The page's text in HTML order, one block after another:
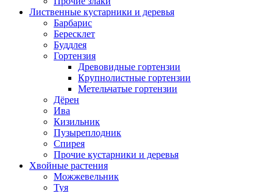
Лиственные кустарники и деревья
Барбарис
Бересклет
Буддлея
Гортензия
Древовидные гортензии
Крупнолистные гортензии
Метельчатые гортензии
Дёрен
Ива
Кизильник
Пузыреплодник
Спирея
Прочие кустарники и деревья
Хвойные растения
Можжевельник
Туя